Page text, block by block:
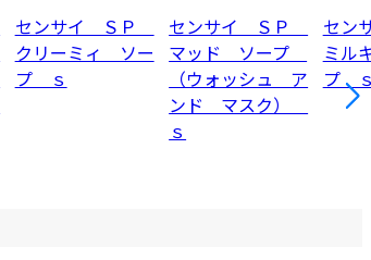
センサイ ＳＰ
クリーミィ ソー
プ ｓ
センサイ ＳＰ
マッド ソープ
（ウォッシュ ア
ンド マスク）
ｓ
セ
ミル
プ